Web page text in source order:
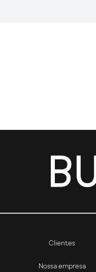
Clientes
Nossa empresa